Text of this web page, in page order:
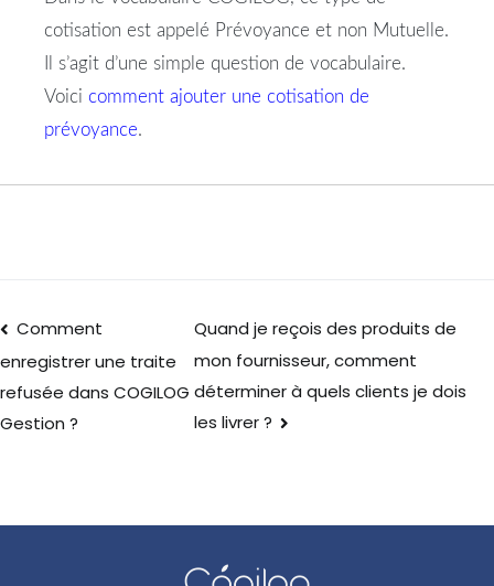
cotisation est appelé Prévoyance et non Mutuelle.
Il s’agit d’une simple question de vocabulaire.
Voici comment ajouter une cotisation de
prévoyance.
Comment
enregistrer une traite
refusée dans COGILOG
Gestion ?
Quand je reçois des produits de
mon fournisseur, comment
déterminer à quels clients je dois
les livrer ?